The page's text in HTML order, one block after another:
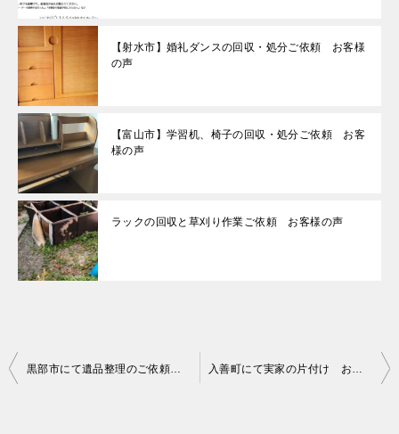
【射水市】婚礼ダンスの回収・処分ご依頼 お客様
の声
【富山市】学習机、椅子の回収・処分ご依頼 お客
様の声
ラックの回収と草刈り作業ご依頼 お客様の声
投